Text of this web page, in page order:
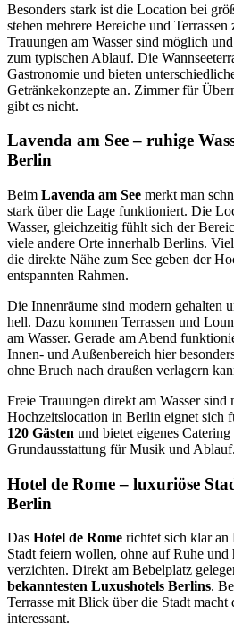
Besonders stark ist die Location bei
stehen mehrere Bereiche und
Trauungen am Wasser sind möglich
zum typischen Ablauf. Die
Gastronomie und bieten
Getränkekonzepte an. Zimmer für
gibt es nicht.
Lavenda am See – ruhige
Berlin
Beim Lavenda am See merkt man
stark über die Lage funktioniert. Die
Wasser, gleichzeitig fühlt sich der
viele andere Orte innerhalb Berlins.
die direkte Nähe zum See geben der
entspannten Rahmen.
Die Innenräume sind modern gehalten
hell. Dazu kommen Terrassen und
am Wasser. Gerade am Abend
Innen- und Außenbereich hier
ohne Bruch nach draußen verlagern
Freie Trauungen direkt am Wasser sind
Hochzeitslocation in Berlin eignet sich
120 Gästen und bietet eigenes
Grundausstattung für Musik und Ablauf.
Hotel de Rome – luxuriöse
Berlin
Das Hotel de Rome richtet sich klar an
Stadt feiern wollen, ohne auf Ruhe
verzichten. Direkt am Bebelplatz
bekanntesten Luxushotels Berlins.
Terrasse mit Blick über die Stadt
interessant.